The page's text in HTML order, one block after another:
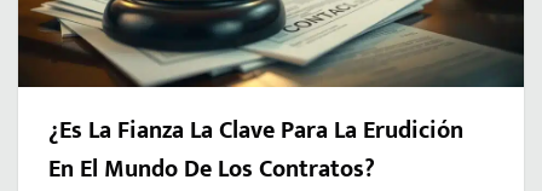
¿Es La Fianza La Clave Para La Erudición
En El Mundo De Los Contratos?